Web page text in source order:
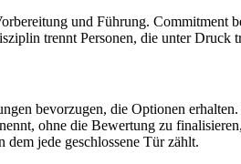
und Führung.
trennt Personen, die unter Druck
bevorzugen, die Optionen
ohne die Bewertung zu
jede geschlossene Tür zählt.